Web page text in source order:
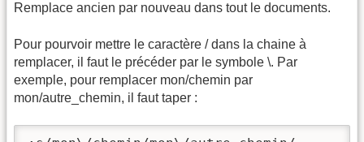
Remplace ancien par nouveau dans tout le documents.
Pour pourvoir mettre le caractère / dans la chaine à
remplacer, il faut le précéder par le symbole \. Par
exemple, pour remplacer mon/chemin par
mon/autre_chemin, il faut taper :